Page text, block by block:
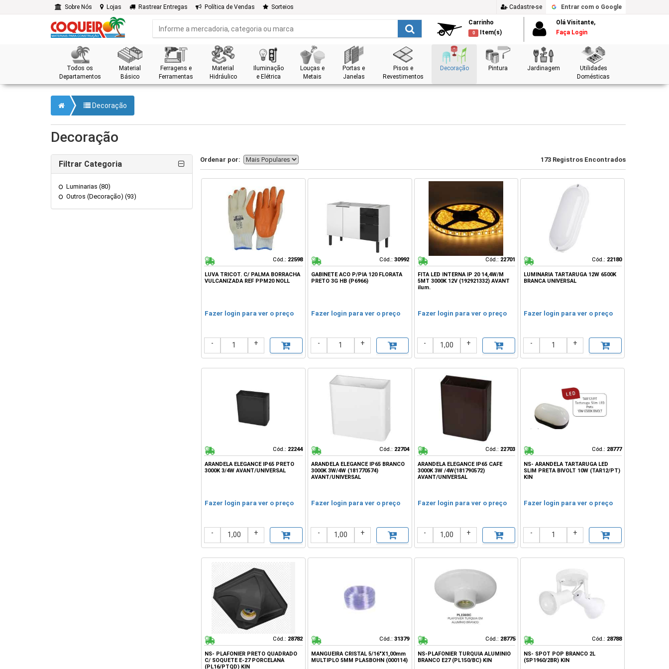
Sobre Nós Lojas Rastrear Entregas Política de Vendas Sorteios Cadastre-se Entrar com o Google
Carrinho
0 Item(s)
Olá Visitante,
Faça Login
Todos os
Departamentos
Material
Básico
Ferragens e
Ferramentas
Material
Hidráulico
Iluminação
e Elétrica
Louças e
Metais
Portas e
Janelas
Pisos e
Revestimentos
Decoração Pintura Jardinagem
Utilidades
Domésticas
Decoração
Decoração
Filtrar Categoria
Luminarias (80)
Outros (Decoração) (93)
Ordenar por: 173 Registros Encontrados
Cód.: 22598
Cód.: 22598
LUVA TRICOT. C/ PALMA BORRACHA
VULCANIZADA REF PPM20 NOLL
Fazer login para ver o preço
- +
Cód.: 30992
Cód.: 30992
GABINETE ACO P/PIA 120 FLORATA
PRETO 3G HB (P6966)
Fazer login para ver o preço
- +
Cód.: 22701
Cód.: 22701
FITA LED INTERNA IP 20 14,4W/M
5MT 3000K 12V (192921332) AVANT
ilum.
Fazer login para ver o preço
- +
Cód.: 22180
Cód.: 22180
LUMINARIA TARTARUGA 12W 6500K
BRANCA UNIVERSAL
Fazer login para ver o preço
- +
Cód.: 22244
Cód.: 22244
ARANDELA ELEGANCE IP65 PRETO
3000K 3/4W AVANT/UNIVERSAL
Fazer login para ver o preço
- +
Cód.: 22704
Cód.: 22704
ARANDELA ELEGANCE IP65 BRANCO
3000K 3W/4W (181770574)
AVANT/UNIVERSAL
Fazer login para ver o preço
- +
Cód.: 22703
Cód.: 22703
ARANDELA ELEGANCE IP65 CAFE
3000K 3W /4W(181790572)
AVANT/UNIVERSAL
Fazer login para ver o preço
- +
Cód.: 28777
Cód.: 28777
NS- ARANDELA TARTARUGA LED
SLIM PRETA BIVOLT 10W (TAR12/PT)
KIN
Fazer login para ver o preço
- +
Cód.: 28782
Cód.: 28782
NS- PLAFONIER PRETO QUADRADO
C/ SOQUETE E-27 PORCELANA
(PL16/PTQD) KIN
Cód.: 31379
Cód.: 31379
MANGUEIRA CRISTAL 5/16"X1,00mm
MULTIPLO 5MM PLASBOHN (000114)
Cód.: 28775
Cód.: 28775
NS-PLAFONIER TURQUIA ALUMINIO
BRANCO E27 (PL150/BC) KIN
Cód.: 28788
Cód.: 28788
NS- SPOT POP BRANCO 2L
(SP1960/2BR) KIN